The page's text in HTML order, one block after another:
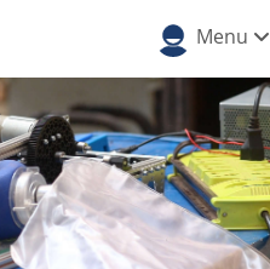
Menu